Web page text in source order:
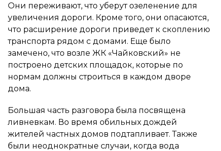
Они переживают, что уберут озеленение для
увеличения дороги. Кроме того, они опасаются,
что расширение дороги приведет к скоплению
транспорта рядом с домами. Еще было
замечено, что возле ЖК «Чайковский» не
построено детских площадок, которые по
нормам должны строиться в каждом дворе
дома.
Большая часть разговора была посвящена
ливневкам. Во время обильных дождей
жителей частных домов подтапливает. Также
были неоднократные случаи, когда вода